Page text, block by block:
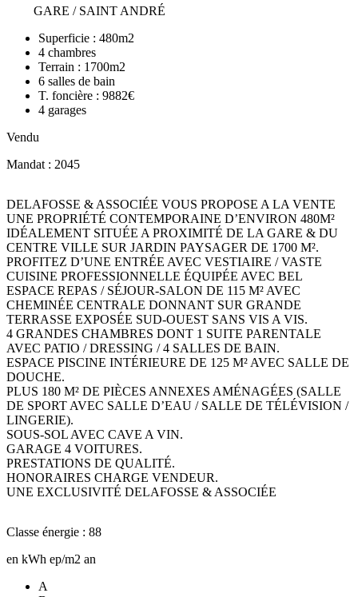
GARE / SAINT ANDRÉ
Superficie : 480m2
4 chambres
Terrain : 1700m2
6 salles de bain
T. foncière : 9882€
4 garages
Vendu
Mandat : 2045
DELAFOSSE & ASSOCIÉE VOUS PROPOSE A LA VENTE
UNE PROPRIÉTÉ CONTEMPORAINE D’ENVIRON 480M²
IDÉALEMENT SITUÉE A PROXIMITÉ DE LA GARE & DU
CENTRE VILLE SUR JARDIN PAYSAGER DE 1700 M².
PROFITEZ D’UNE ENTRÉE AVEC VESTIAIRE / VASTE
CUISINE PROFESSIONNELLE ÉQUIPÉE AVEC BEL
ESPACE REPAS / SÉJOUR-SALON DE 115 M² AVEC
CHEMINÉE CENTRALE DONNANT SUR GRANDE
TERRASSE EXPOSÉE SUD-OUEST SANS VIS A VIS.
4 GRANDES CHAMBRES DONT 1 SUITE PARENTALE
AVEC PATIO / DRESSING / 4 SALLES DE BAIN.
ESPACE PISCINE INTÉRIEURE DE 125 M² AVEC SALLE DE
DOUCHE.
PLUS 180 M² DE PIÈCES ANNEXES AMÉNAGÉES (SALLE
DE SPORT AVEC SALLE D’EAU / SALLE DE TÉLÉVISION /
LINGERIE).
SOUS-SOL AVEC CAVE A VIN.
GARAGE 4 VOITURES.
PRESTATIONS DE QUALITÉ.
HONORAIRES CHARGE VENDEUR.
UNE EXCLUSIVITÉ DELAFOSSE & ASSOCIÉE
Classe énergie : 88
en kWh ep/m2 an
A